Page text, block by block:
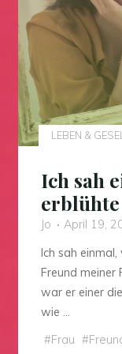
LEBEN &
Ich sah
erblühte
Jo
April 19,
Ich sah
Freund meiner
war er einer
wie …
#Frau #